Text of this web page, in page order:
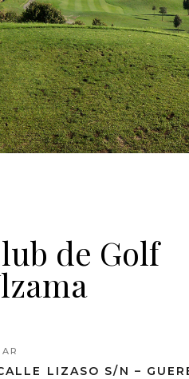
de Golf
LIZASO S/N –